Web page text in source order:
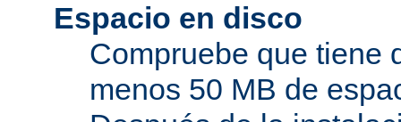
Espacio en disco
Compruebe que tiene
menos 50 MB de